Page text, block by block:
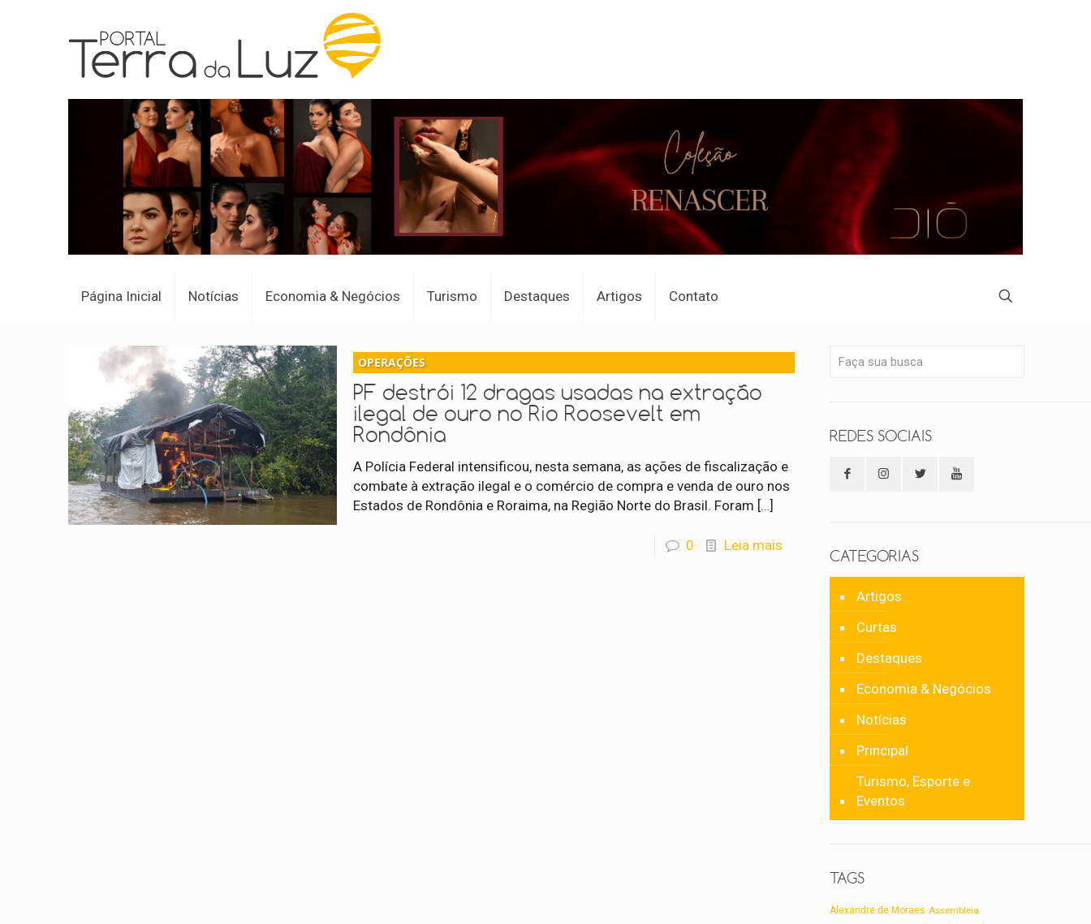
Página Inicial Notícias Economia & Negócios Turismo Destaques Artigos Contato
OPERAÇÕES
PF destrói 12 dragas usadas na extração
ilegal de ouro no Rio Roosevelt em
Rondônia
A Polícia Federal intensificou, nesta semana, as ações de fiscalização e
combate à extração ilegal e o comércio de compra e venda de ouro nos
Estados de Rondônia e Roraima, na Região Norte do Brasil. Foram […]
0 Leia mais
REDES SOCIAIS
CATEGORIAS
Artigos
Curtas
Destaques
Economia & Negócios
Notícias
Principal
Turismo, Esporte e
Eventos
TAGS
Alexandre de Moraes Assembleia